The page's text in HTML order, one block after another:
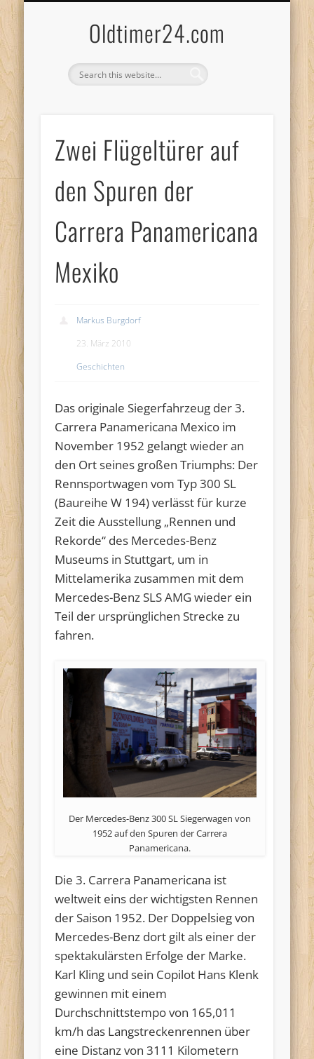
Oldtimer24.com
Zwei Flügeltürer auf
den Spuren der
Carrera Panamericana
Mexiko
Markus Burgdorf
23. März 2010
Geschichten
Das originale Siegerfahrzeug der 3.
Carrera Panamericana Mexico im
November 1952 gelangt wieder an
den Ort seines großen Triumphs: Der
Rennsportwagen vom Typ 300 SL
(Baureihe W 194) verlässt für kurze
Zeit die Ausstellung „Rennen und
Rekorde“ des Mercedes-Benz
Museums in Stuttgart, um in
Mittelamerika zusammen mit dem
Mercedes-Benz SLS AMG wieder ein
Teil der ursprünglichen Strecke zu
fahren.
Der Mercedes-Benz 300 SL Siegerwagen von
1952 auf den Spuren der Carrera
Panamericana.
Die 3. Carrera Panamericana ist
weltweit eins der wichtigsten Rennen
der Saison 1952. Der Doppelsieg von
Mercedes-Benz dort gilt als einer der
spektakulärsten Erfolge der Marke.
Karl Kling und sein Copilot Hans Klenk
gewinnen mit einem
Durchschnittstempo von 165,011
km/h das Langstreckenrennen über
eine Distanz von 3111 Kilometern